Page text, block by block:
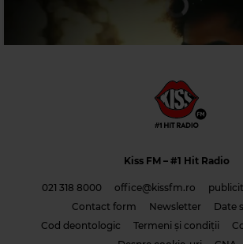
Magic Jazz
DIANA KRALL HOW DEEP IS THE OCEAN AUDIO
Kiss FM – #1 Hit Radio
021 318 8000 office@kissfm.ro
Contact form
Newsletter
Date
Cod deontologic
Termeni și condiții